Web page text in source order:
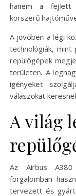
hanem a fejlett
korszerű
A jövőben a légi
technológiák,
repülőgépek
területen. A
igényeket
válaszokat
A világ
Az Airbus A380
forgalomban
tervezett és